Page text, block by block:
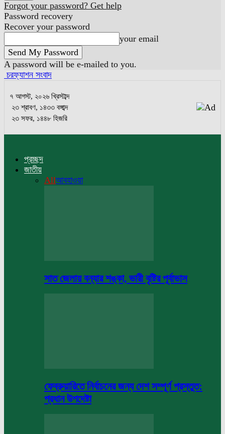
Forgot your password? Get help
Password recovery
Recover your password
your email
A password will be e-mailed to you.
চরফ্যাশন সংবাদ
৭ আগস্ট, ২০২৬ খ্রিস্টাব্দ
২৩ শ্রাবণ, ১৪৩৩ বঙ্গাব্দ
২৩ সফর, ১৪৪৮ হিজরি
প্রচ্ছদ
জাতীয়
Allআবহাওয়া
সাত জেলায় বন্যার শঙ্কা, ভারী বৃষ্টির পূর্বাভাস
ফেব্রুয়ারিতে নির্বাচনের জন্য দেশ সম্পূর্ণ প্রস্তুত:
প্রধান উপদেষ্টা